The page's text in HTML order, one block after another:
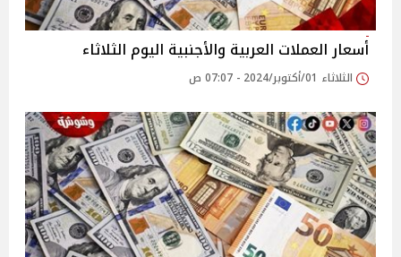
أسعار العملات العربية والأجنبية اليوم الثلاثاء
الثلاثاء 01/أكتوبر/2024 - 07:07 ص